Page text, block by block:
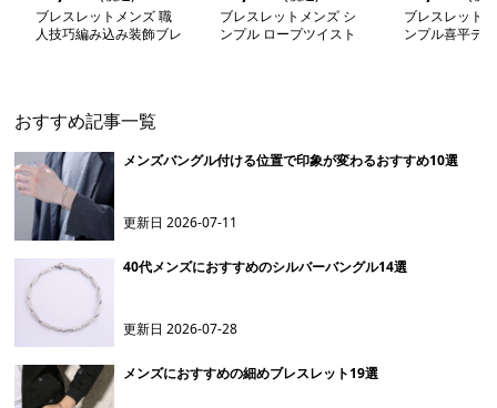
ブレスレットメンズ 職
人技巧編み込み装飾ブレ
ブレスレットメンズ シ
ンプル ロープツイスト
ブレスレット
ンプル喜平デ
おすすめ記事一覧
メンズバングル付ける位置で印象が変わるおすすめ10選
更新日2026-07-11
40代メンズにおすすめのシルバーバングル14選
更新日2026-07-28
メンズにおすすめの細めブレスレット19選